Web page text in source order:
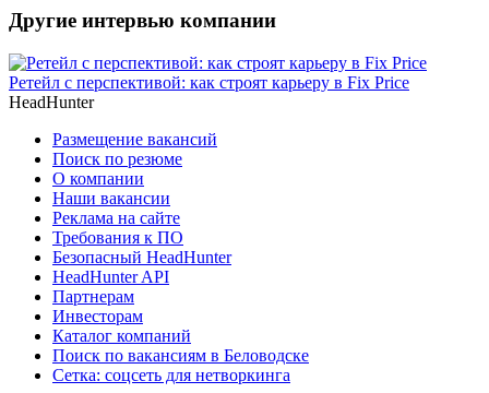
Другие интервью компании
Ретейл с перспективой: как строят карьеру в Fix Price
HeadHunter
Размещение вакансий
Поиск по резюме
О компании
Наши вакансии
Реклама на сайте
Требования к ПО
Безопасный HeadHunter
HeadHunter API
Партнерам
Инвесторам
Каталог компаний
Поиск по вакансиям в Беловодске
Сетка: соцсеть для нетворкинга